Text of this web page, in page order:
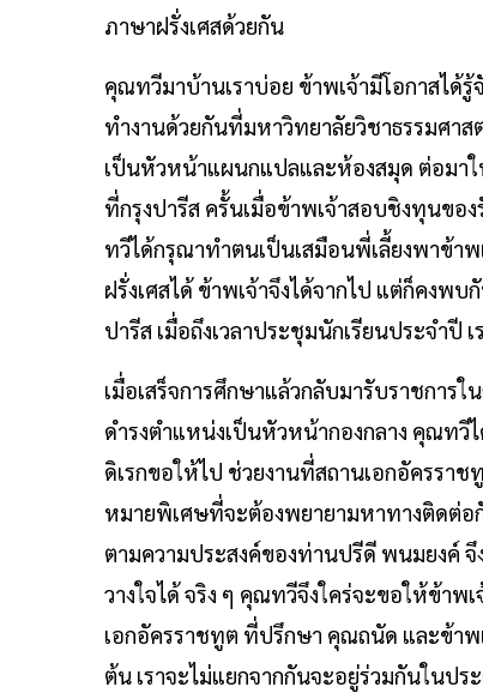
ภาษาฝรั่งเศสด้วยกัน
คุณทวีมาบ้านเราบ่อย ข้าพเจ้ามีโอกาสได้
ทำงานด้วยกันที่มหาวิทยาลัยวิชาธรรมศา
เป็นหัวหน้าแผนกแปลและห้องสมุด ต่อม
ที่กรุงปารีส ครั้นเมื่อข้าพเจ้าสอบชิงทุนข
ทวีได้กรุณาทำตนเป็นเสมือนพี่เลี้ยงพาข้า
ฝรั่งเศสได้ ข้าพเจ้าจึงได้จากไป แต่ก็คง
ปารีส เมื่อถึงเวลาประชุมนักเรียนประจำปี
เมื่อเสร็จการศึกษาแล้วกลับมารับราชกา
ดำรงตำแหน่งเป็นหัวหน้ากองกลาง คุณทวี
ดิเรกขอให้ไป ช่วยงานที่สถานเอกอัครรา
หมายพิเศษที่จะต้องพยายามหาทางติดต่อ
ตามความประสงค์ของท่านปรีดี พนมยงค์
วางใจได้ จริง ๆ คุณทวีจึงใคร่จะขอให้ข้าพ
เอกอัครราชทูต ที่ปรึกษา คุณถนัด และข้าพ
ต้น เราจะไม่แยกจากกันจะอยู่ร่วมกันในป